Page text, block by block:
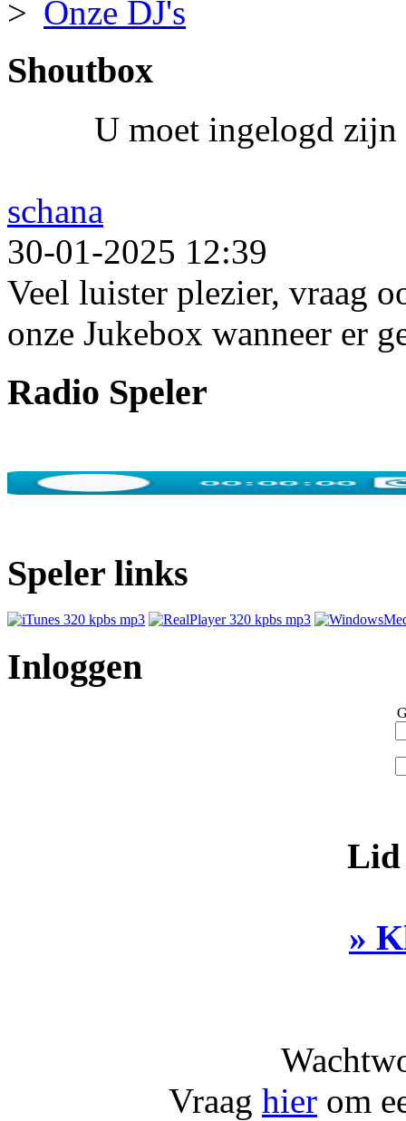
Onze DJ's
Shoutbox
U moet ingelogd zijn
schana
30-01-2025 12:39
Veel luister plezier, vraag
onze Jukebox wanneer er
Radio Speler
Speler links
Inloggen
Lid
»
Vraag hier om